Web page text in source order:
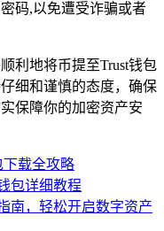
码,以免遭受诈骗或者
利地将币提至Trust钱包
细和谨慎的态度，确保
保障你的加密资产安
下载全攻略
包详细教程
南，轻松开启数字资产